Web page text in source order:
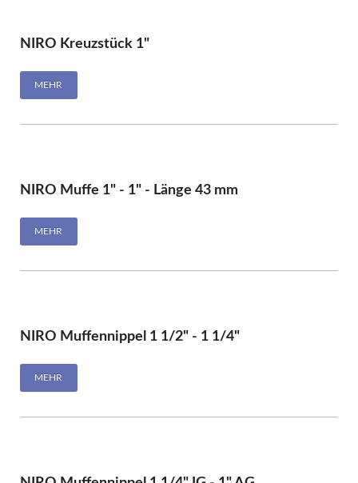
NIRO Kreuzstück 1"
MEHR
NIRO Muffe 1" - 1" - Länge 43 mm
MEHR
NIRO Muffennippel 1 1/2" - 1 1/4"
MEHR